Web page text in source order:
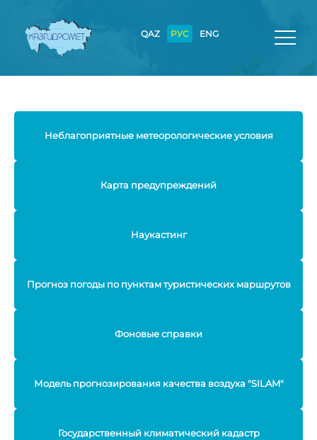
QAZ РУС ENG
Неблагоприятные метеорологические условия
Карта предупреждений
Наукастинг
Прогноз погоды по пунктам туристических маршрутов
Фоновые справки
Модель прогнозирования качества воздуха "SILAM"
Государственный климатический кадастр